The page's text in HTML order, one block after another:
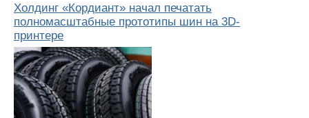
Холдинг «Кордиант» начал печатать
полномасштабные прототипы шин на 3D-
принтере